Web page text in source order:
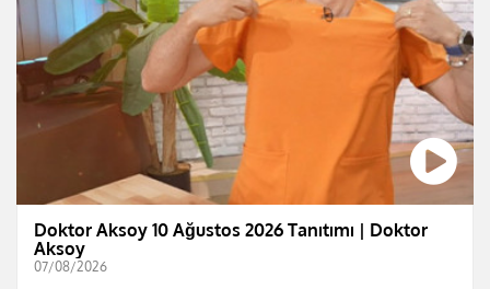
Doktor Aksoy 10 Ağustos 2026 Tanıtımı | Doktor
Aksoy
07/08/2026